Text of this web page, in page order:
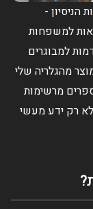
הניסיון -
למשפחות
למבוגרים
מהגלריה שלי
מרשימות
לא רק ידע מעשי